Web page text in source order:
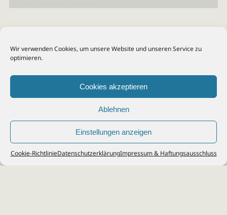
Wir verwenden Cookies, um unsere Website und unseren Service zu
optimieren.
Cookies akzeptieren
Ablehnen
Einstellungen anzeigen
Cookie-RichtlinieDatenschutzerklärungImpressum & Haftungsausschluss
© 2026Steuerberater Kempf, Köln - Steuerberatung Poll, Porz, Deutz, Mülheim,